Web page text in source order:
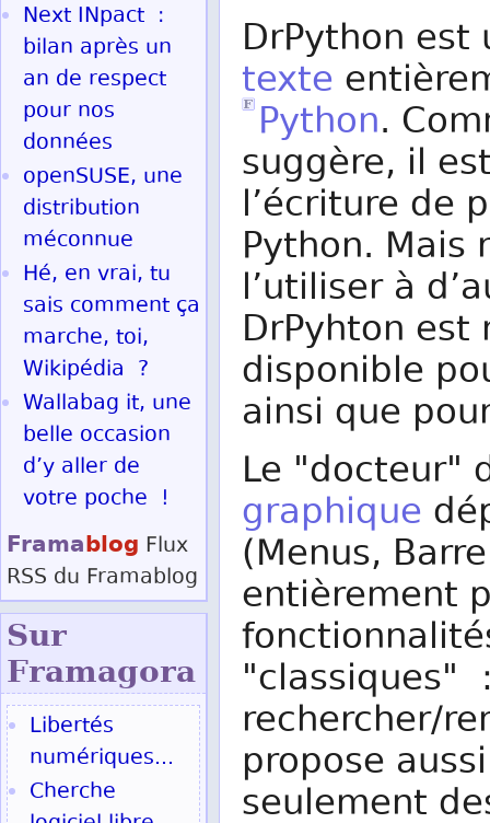
DrPython
texte
Python.
suggère, il
l’écriture de
Python. Mais
l’utiliser à
DrPyhton
disponible
ainsi que
Le "docteur"
graphique
(Menus,
entièrement
"classiques"
rechercher/
propose
seulement
Next INpact :
bilan après un
an de respect
pour nos
données
openSUSE, une
distribution
méconnue
Hé, en vrai, tu
sais comment ça
marche, toi,
Wikipédia ?
Wallabag it, une
belle occasion
d’y aller de
votre poche !
Framablog Flux
RSS du Framablog
Sur
Framagora
Libertés
numériques...
Cherche